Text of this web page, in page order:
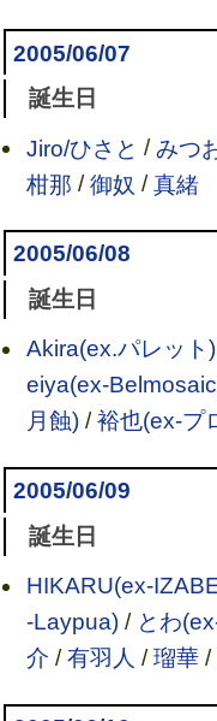
2005/06/07
誕生日
Jiro/ひさと /みつ
柑那 /御奴 /真緒
2005/06/08
誕生日
Akira(ex.パレット)
eiya(ex-
月蝕)/裕也(ex-プ
2005/06/09
誕生日
HIKARU(ex-
-Laypua)/ とわ
介 /有羽人 /瑠華/